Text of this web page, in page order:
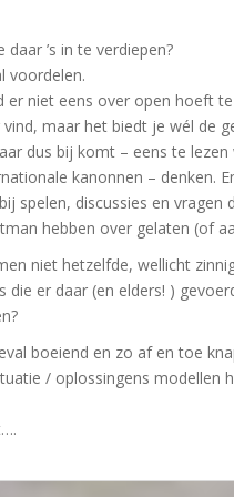
’s in te verdiepen?
voordelen.
niet eens over open hoeft
maar het biedt je wél de
dus bij komt – eens te
kanonnen – denken.
spelen, discussies en
hebben over gelaten (of
niet hetzelfde, wellicht
die er daar (en elders! )
boeiend en zo af en toe
/ oplossingens modellen